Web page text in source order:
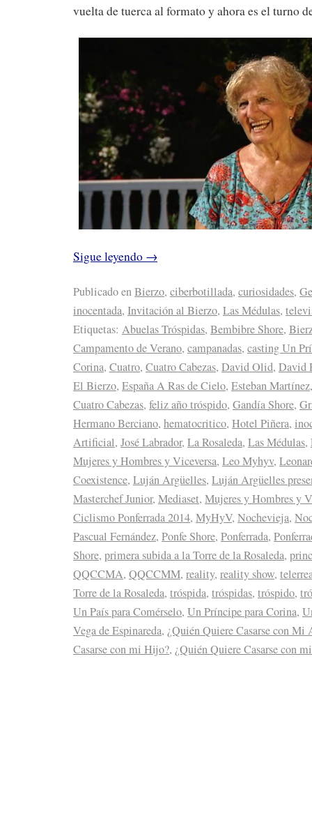
vuelta de tuerca al formato y ahora es el turno
Sigue leyendo →
Publicado enBierzo, ciberbotillada, curiosidades,
inocentada, Invitación al Bierzo, Las Médulas,
Etiquetas: Abuelas Tróspidas, Bembibre Shore,
Campamento de Verano, campanadas, casting Un
Corina, Cuatro, Cuatro Cabezas, David Olid, David
El Bierzo, España A Ras de Cielo, Esteban Martínez
Cuatro Cabezas, feliz año tróspido, Gandía Shore,
Hermano Berciano, hematocritico, Hotel Piñera,
Artificial, José Labrador, La Rosaleda, Las Médulas,
Mujeres y Hombres y Viceversa, Leo Myhyv,
Coexistence, Luján Argüelles, Luján Argüelles
Masterchef Junior, Mediaset, Mujeres y Hombres y
Ciclismo Ponferrada 2014, MyHyV, Nochevieja,
Pascual Fernández, Ponfe Shore, Ponferrada,
Shore, primera subida a la Torre de la Rosaleda,
QQCCMA, QQCCMM, reality, reality show,
Torre de la Rosaleda, tróspida, tróspidas, tróspido,
Un País para Comérselo, Un Príncipe para Corina,
Vega de Espinareda, ¿Quién Quiere Casarse con Mi
Casarse con mi Hijo?, ¿Quién Quiere Casarse con